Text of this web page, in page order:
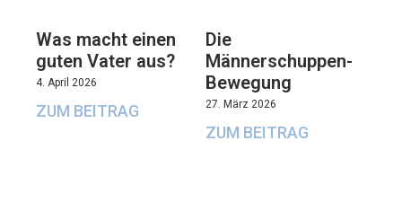
Was macht einen
guten Vater aus?
4. April 2026
ZUM BEITRAG
Die
Männerschuppen-
Bewegung
27. März 2026
ZUM BEITRAG